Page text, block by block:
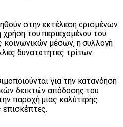
στην εκτέλεση ορισμένων
του περιεχομένου του
κοινωνικών μέσων, η συλλογή
δυνατότητες τρίτων.
για την κατανόηση
δεικτών απόδοσης του
παροχή μιας καλύτερης
επισκέπτες.